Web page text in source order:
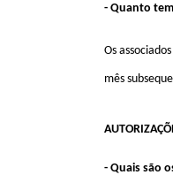
- Quanto
Os
mês
- Quais são